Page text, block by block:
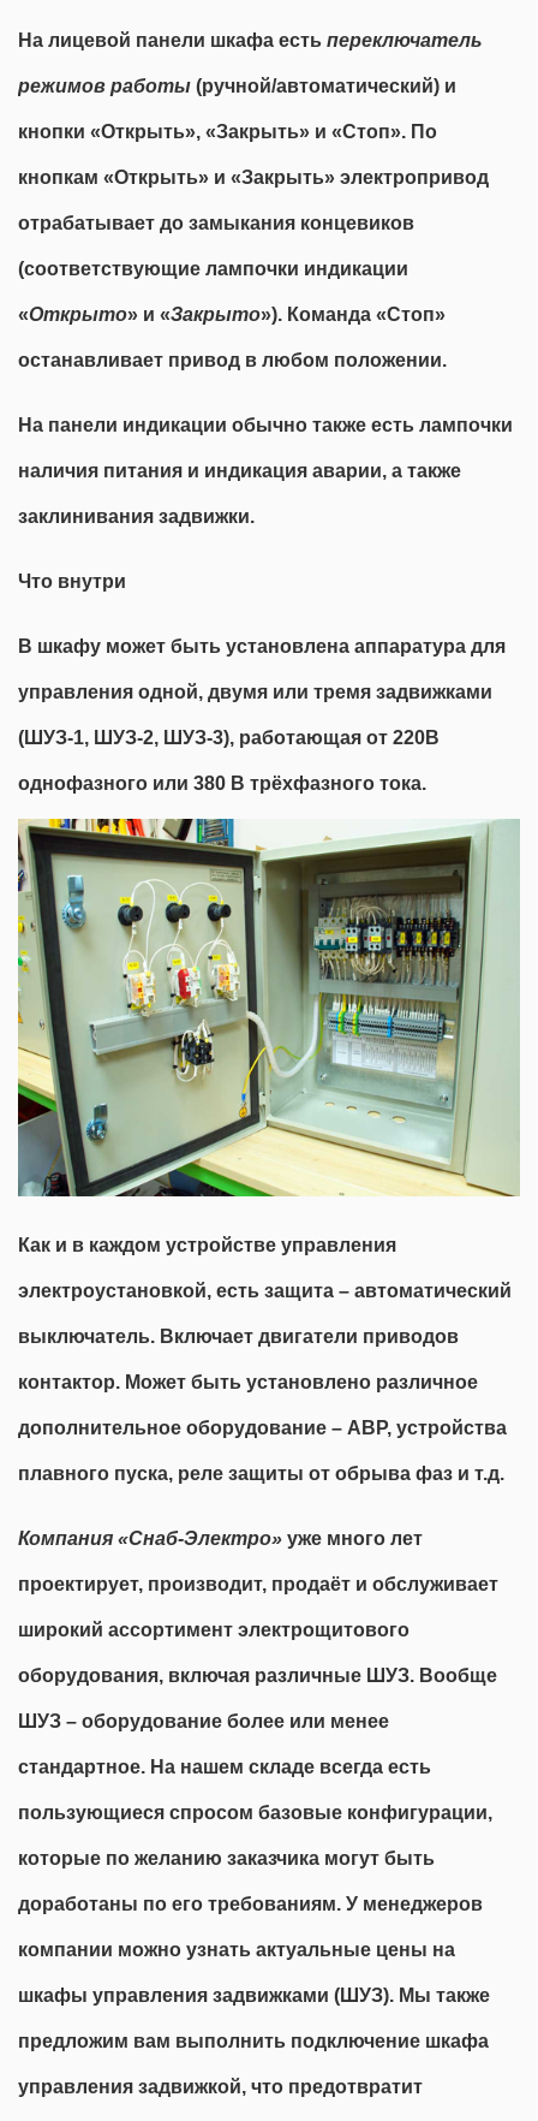
На лицевой панели шкафа есть переключатель
режимов работы (ручной/автоматический) и
кнопки «Открыть», «Закрыть» и «Стоп». По
кнопкам «Открыть» и «Закрыть» электропривод
отрабатывает до замыкания концевиков
(соответствующие лампочки индикации
«Открыто» и «Закрыто»). Команда «Стоп»
останавливает привод в любом положении.
На панели индикации обычно также есть лампочки
наличия питания и индикация аварии, а также
заклинивания задвижки.
Что внутри
В шкафу может быть установлена аппаратура для
управления одной, двумя или тремя задвижками
(ШУЗ-1, ШУЗ-2, ШУЗ-3), работающая от 220В
однофазного или 380 В трёхфазного тока.
Как и в каждом устройстве управления
электроустановкой, есть защита – автоматический
выключатель. Включает двигатели приводов
контактор. Может быть установлено различное
дополнительное оборудование – АВР, устройства
плавного пуска, реле защиты от обрыва фаз и т.д.
Компания «Снаб-Электро» уже много лет
проектирует, производит, продаёт и обслуживает
широкий ассортимент электрощитового
оборудования, включая различные ШУЗ. Вообще
ШУЗ – оборудование более или менее
стандартное. На нашем складе всегда есть
пользующиеся спросом базовые конфигурации,
которые по желанию заказчика могут быть
доработаны по его требованиям. У менеджеров
компании можно узнать актуальные цены на
шкафы управления задвижками (ШУЗ). Мы также
предложим вам выполнить подключение шкафа
управления задвижкой, что предотвратит